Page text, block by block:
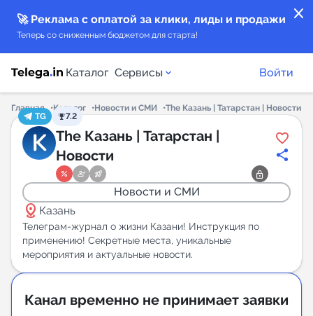
close
🚀 Реклама с оплатой за клики, лиды и продажи
Теперь со сниженным бюджетом для старта!
Каталог Сервисы
Каталог каналов
Каталог ботов
Горящие предложения
Индекс читаемости каналов в Telegram
New
New
Войти
Главная Каталог Новости и СМИ
The Казань | Татарстан | Новости
TG
7.2
The Казань | Татарстан |
Новости
Новости и СМИ
distance Казань
Телеграм-журнал о жизни Казани! Инструкция по
применению! Секретные места, уникальные
мероприятия и актуальные новости.
Канал временно не принимает заявки